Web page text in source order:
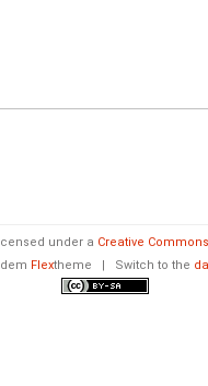
under a Creative
Flextheme | Switch to the